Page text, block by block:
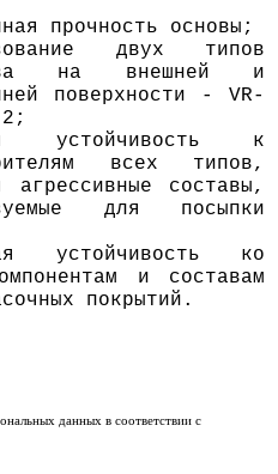
прочность основы;
двух типов
на внешней и
поверхности - VR-
устойчивость к
всех типов,
агрессивные составы,
для посыпки
устойчивость ко
и составам
покрытий.
данных в соответствии с